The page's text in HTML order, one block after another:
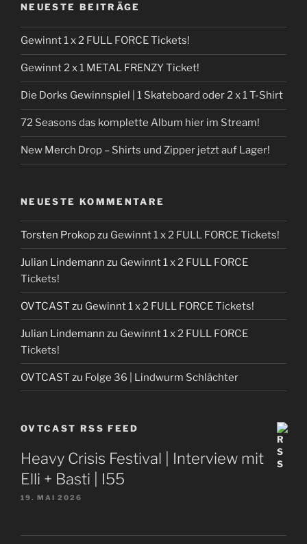
NEUESTE BEITRÄGE
Gewinnt 1 x 2 FULL FORCE Tickets!
Gewinnt 2 x 1 METAL FRENZY Ticket!
Die Dorks Gewinnspiel | 1 Skateboard oder 2 x 1 T-Shirt
72 Seasons das komplette Album hier im Stream!
New Merch Drop – Shirts und Zipper jetzt auf Lager!
NEUESTE KOMMENTARE
Torsten Prokopzu Gewinnt 1 x 2 FULL FORCE Tickets!
Julian Lindemann zu Gewinnt 1 x 2 FULL FORCE
Tickets!
OVTCAST zu Gewinnt 1 x 2 FULL FORCE Tickets!
Julian Lindemann zu Gewinnt 1 x 2 FULL FORCE
Tickets!
OVTCAST zu Folge 36 | Lindwurm Schlächter
OVTCAST RSS FEED
Heavy Crisis Festival | Interview mit
Elli + Basti | I55
19. MAI 2026